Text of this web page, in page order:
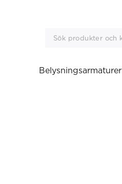
Belysningsarmaturer